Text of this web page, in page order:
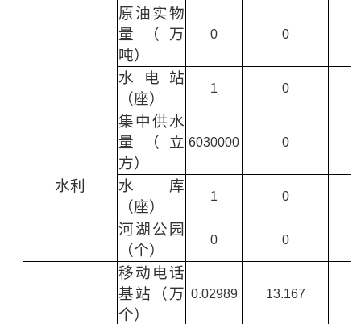
原油实物
量（万
吨）
0 0
水电站
（座）
1 0
水利
集中供水
量（立
方）
6030000 0
水库
（座）
1 0
河湖公园
（个）
0 0
移动电话
基站（万
个）
0.02989 13.167